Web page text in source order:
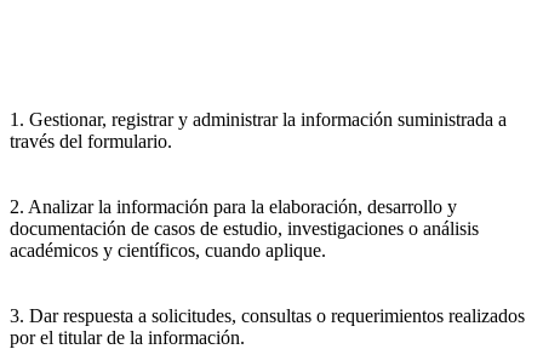
1. Gestionar, registrar y administrar la información suministrada a
través del formulario.
2. Analizar la información para la elaboración, desarrollo y
documentación de casos de estudio, investigaciones o análisis
académicos y científicos, cuando aplique.
3. Dar respuesta a solicitudes, consultas o requerimientos realizados
por el titular de la información.